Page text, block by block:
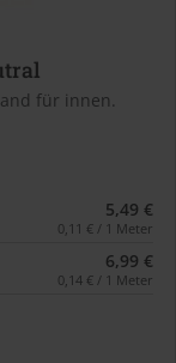
für innen.
5,49 €
0,11 € / 1 Meter
6,99 €
0,14 € / 1 Meter